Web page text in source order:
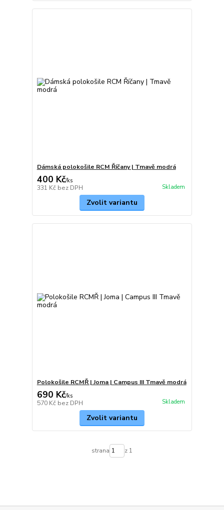
Dámská polokošile RCM Říčany | Tmavě modrá
400 Kč/ks
331 Kč bez DPH Skladem
Zvolit variantu
Polokošile RCMŘ | Joma | Campus III Tmavě modrá
690 Kč/ks
570 Kč bez DPH Skladem
Zvolit variantu
strana z 1